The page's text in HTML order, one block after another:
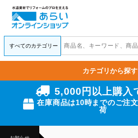
5,000円以上購入
在庫商品は10時までのご注
荷
カテゴリから探す